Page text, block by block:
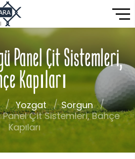
Panel Çit Sistemleri,
Kapıları
Yozgat
Sorgun
Çit Sistemleri, Bahçe
Kapıları